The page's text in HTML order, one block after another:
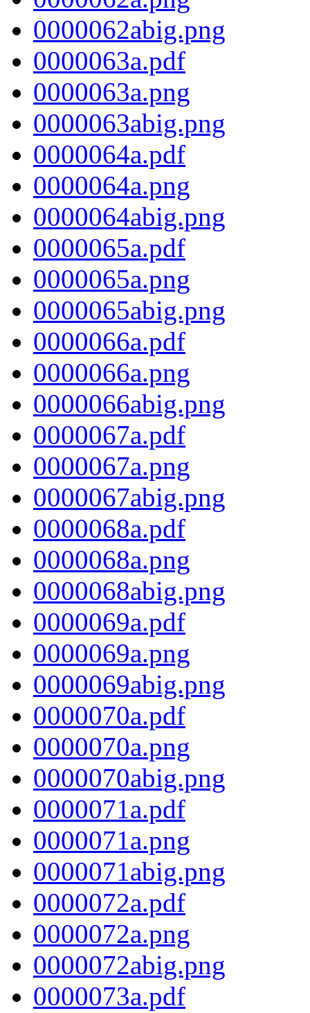
0000062abig.png
0000063a.pdf
0000063a.png
0000063abig.png
0000064a.pdf
0000064a.png
0000064abig.png
0000065a.pdf
0000065a.png
0000065abig.png
0000066a.pdf
0000066a.png
0000066abig.png
0000067a.pdf
0000067a.png
0000067abig.png
0000068a.pdf
0000068a.png
0000068abig.png
0000069a.pdf
0000069a.png
0000069abig.png
0000070a.pdf
0000070a.png
0000070abig.png
0000071a.pdf
0000071a.png
0000071abig.png
0000072a.pdf
0000072a.png
0000072abig.png
0000073a.pdf